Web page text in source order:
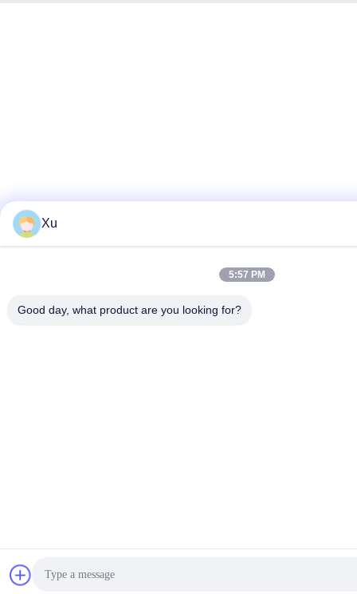
Xu
5:57 PM
Good day, what product are you looking for?